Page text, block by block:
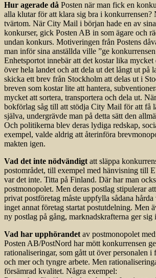
Hur agerade då Posten när man fick en
alla klutar för att klara sig bra i konkurrensen?
tvärtom. När City Mail i början hade en av
konkurser, gick Posten AB in som ägare och
undan konkurs. Motiveringen från Postens
man inför sina anställda ville ”ge
Enhetsportot innebär att det kostar lika mycket
över hela landet och att dela ut det långt ut på
skicka ett brev från Stockholm att delas ut i
breven som kostar lite att hantera,
mycket att sortera, transportera och dela ut.
bokförlag såg till att stödja City Mail för att få
själva, undergrävde man på detta sätt den
Och politikerna blev deras lydiga redskap,
exempel, valde aldrig att återinföra
makten igen.
Vad det inte nödvändigt att släppa
postområdet, till exempel med hänvisning till
var det inte. Titta på Finland. Där har man
postmonopolet. Men deras postlag stipulerar
privat postföretag måste uppfylla sådana
inget annat företag startat postutdelning. Men
ny postlag på gång, marknadskrafterna ger sig
Vad har upphörandet av postmonopolet
Posten AB/PostNord har mött konkurrensen
rationaliseringar, som gått ut över personalen i
och mer och tyngre arbete. Men
försämrad kvalitet. Några exempel: